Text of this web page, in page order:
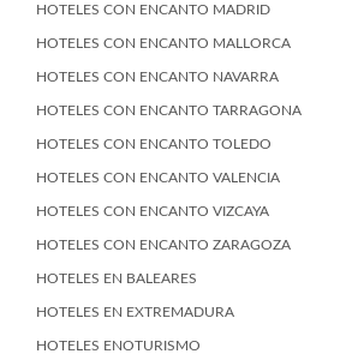
HOTELES CON ENCANTO MADRID
HOTELES CON ENCANTO MALLORCA
HOTELES CON ENCANTO NAVARRA
HOTELES CON ENCANTO TARRAGONA
HOTELES CON ENCANTO TOLEDO
HOTELES CON ENCANTO VALENCIA
HOTELES CON ENCANTO VIZCAYA
HOTELES CON ENCANTO ZARAGOZA
HOTELES EN BALEARES
HOTELES EN EXTREMADURA
HOTELES ENOTURISMO